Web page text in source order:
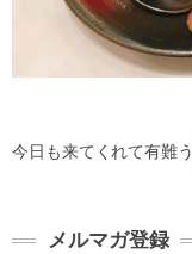
今日も来てくれて有難う
メルマガ登録